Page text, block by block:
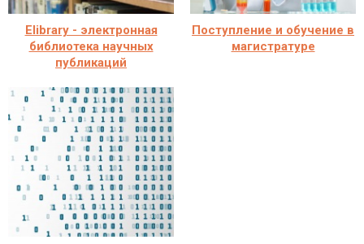
Elibrary - электронная
библиотека научных
публикаций
Поступление и обучение в
магистратуре